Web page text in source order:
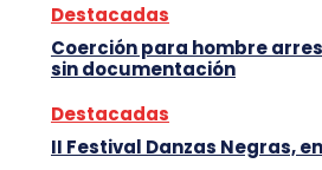
Destacadas
Coerción para hombre
sin documentación
Destacadas
II Festival Danzas Negras,